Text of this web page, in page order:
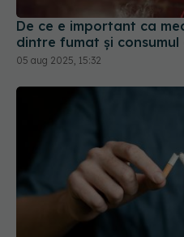
De ce e important ca
dintre fumat și consumul
05 aug 2025, 15:32